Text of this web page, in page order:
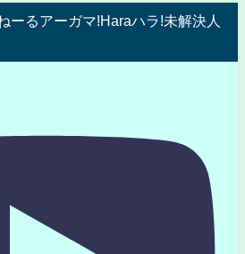
ーるアーガマ!Haraハラ!未解決人